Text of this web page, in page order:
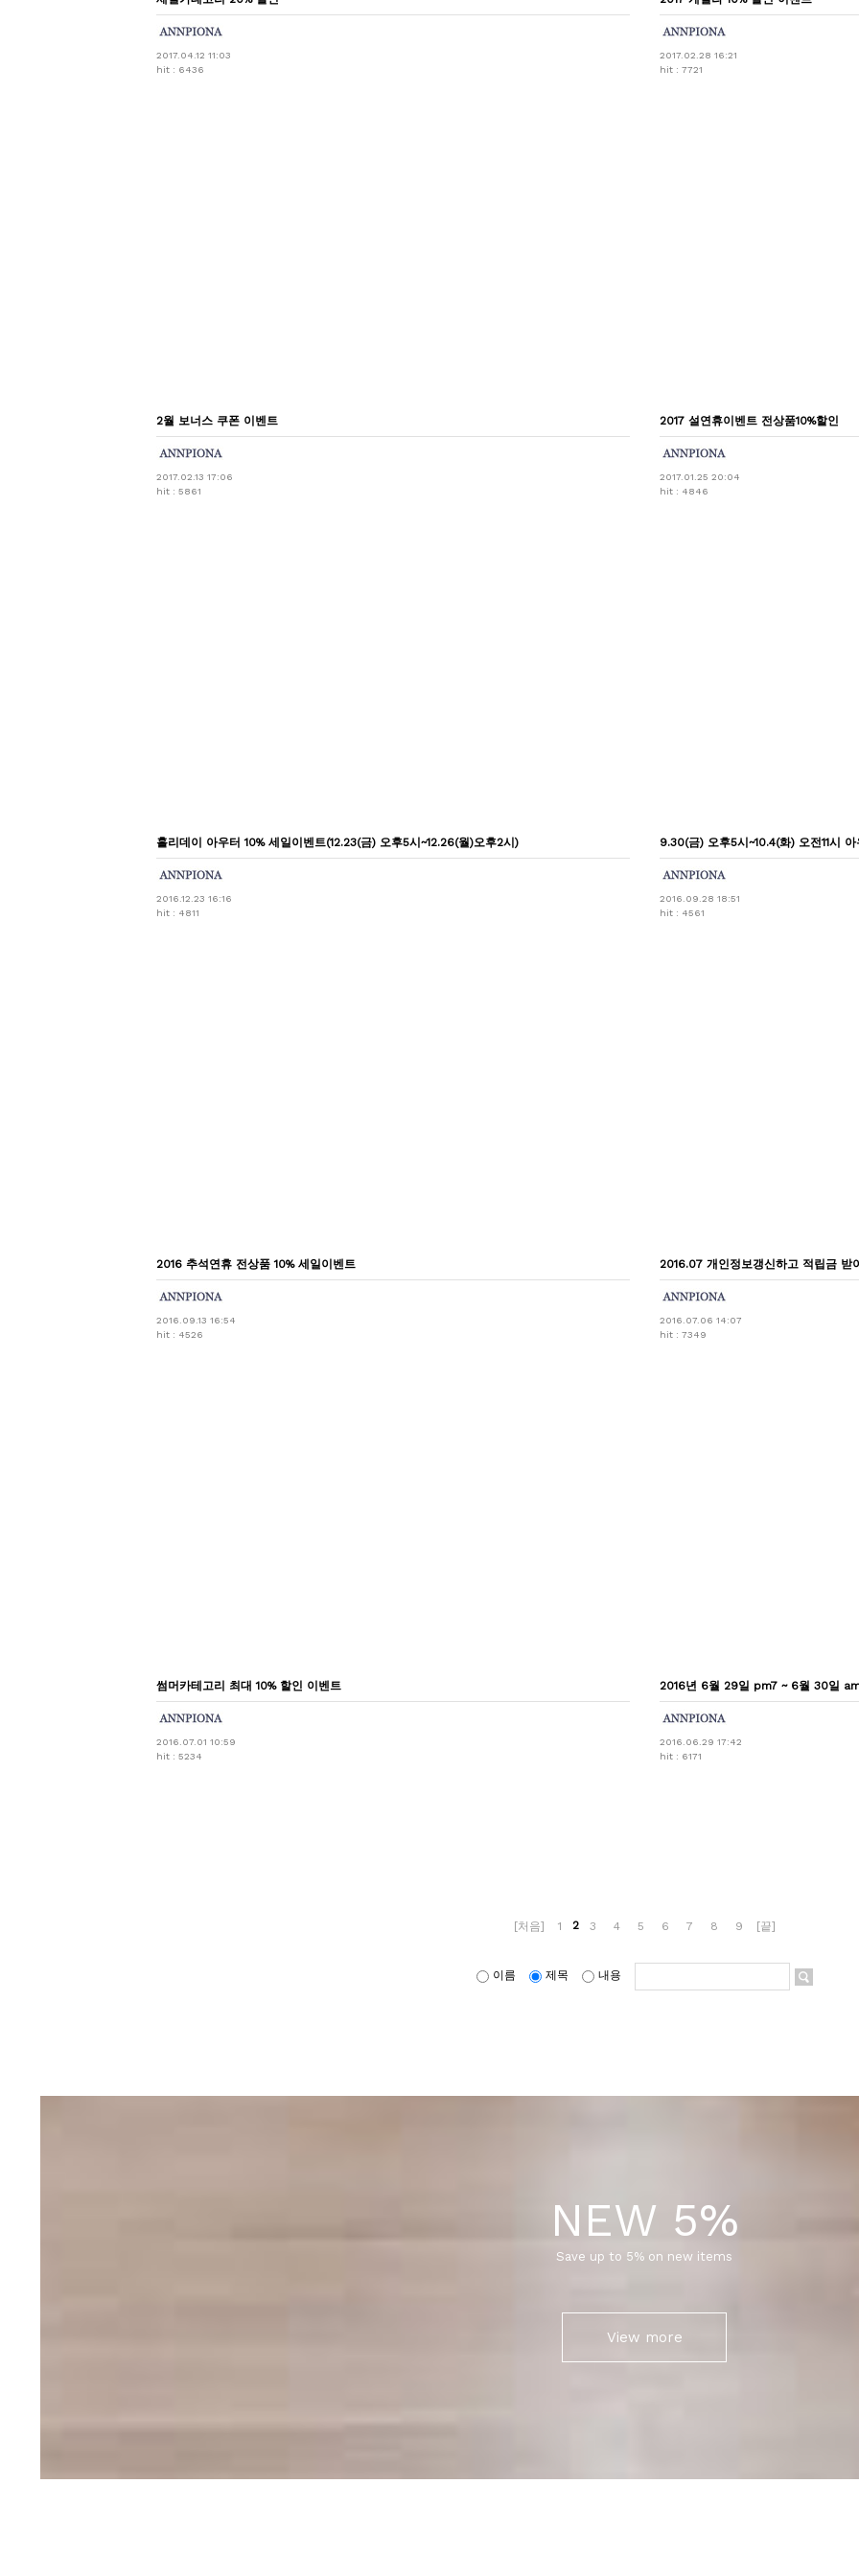
2017.04.12 11:03
hit : 6436
2017.02.28 16:21
hit : 7721
2월 보너스 쿠폰 이벤트
2017.02.13 17:06
hit : 5861
2017 설연휴이벤트 전상품10%할인
2017.01.25 20:04
hit : 4846
홀리데이 아우터 10% 세일이벤트(12.23(금) 오후5시~12.26(월)오후2시)
2016.12.23 16:16
hit : 4811
9.30(금) 오후5시~10.4(화) 오전11시
2016.09.28 18:51
hit : 4561
2016 추석연휴 전상품 10% 세일이벤트
2016.09.13 16:54
hit : 4526
2016.07 개인정보갱신하고 적립금 받
2016.07.06 14:07
hit : 7349
썸머카테고리 최대 10% 할인 이벤트
2016.07.01 10:59
hit : 5234
2016년 6월 29일 pm7 ~ 6월 30일
2016.06.29 17:42
hit : 6171
[처음] 1 2 3 4 5 6 7 8 9 [끝]
이름 제목 내용
NEW 5%
Save up to 5% on new items
View more